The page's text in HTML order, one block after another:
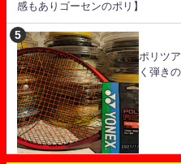
感もありゴーセンのポリ】
ポリツ
く弾き